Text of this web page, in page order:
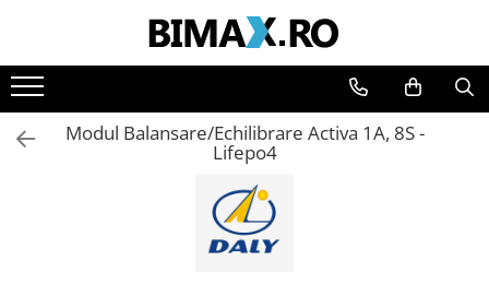
Toate Produsele
Triciclete Electrice
⬇ TIPURI
Modul Balansare/Echilibrare Activa 1A, 8S -
Lifepo4